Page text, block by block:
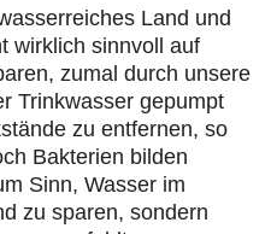
Land und
wirklich sinnvoll auf
zumal durch unsere
Trinkwasser gepumpt
zu entfernen, so
Bakterien bilden
Sinn, Wasser im
zu sparen, sondern